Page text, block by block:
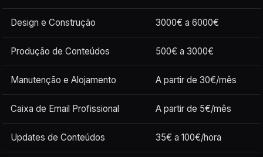
Design e Construção 3000€ a 6000€
Produção de Conteúdos 500€ a 3000€
Manutenção e Alojamento A partir de 30€/mês
Caixa de Email Profissional A partir de 5€/mês
Updates de Conteúdos 35€ a 100€/hora